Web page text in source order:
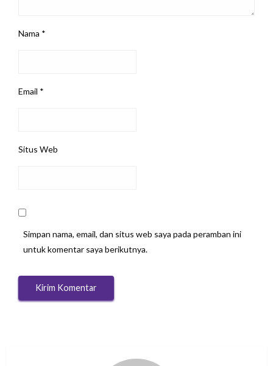
Nama *
Email *
Situs Web
Simpan nama, email, dan situs web saya pada peramban ini
untuk komentar saya berikutnya.